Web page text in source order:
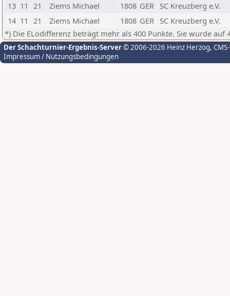
13 11 21 Ziems Michael 1808 GER SC Kreuzberg e.V.
14 11 21 Ziems Michael 1808 GER SC Kreuzberg e.V.
*) Die ELodifferenz beträgt mehr als 400 Punkte. Sie wurde auf
Der Schachturnier-Ergebnis-Server© 2006-2026 Heinz Herzog,
Impressum / Nutzungsbedingungen